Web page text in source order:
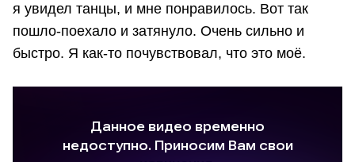
я увидел танцы, и мне понравилось. Вот так
пошло-поехало и затянуло. Очень сильно и
быстро. Я как-то почувствовал, что это моё.